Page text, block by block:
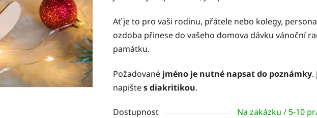
5
hvězdiček.
Ať je to pro vaši rodinu, přátele nebo kolegy,
ozdoba přinese do vašeho domova dávku vánoční
památku.
Požadované jméno je nutné napsat do poznámky.
napištes diakritikou.
Dostupnost
Na zakázku / 5-10